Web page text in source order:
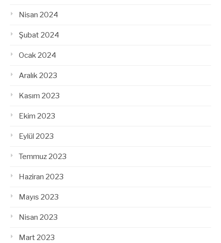
Nisan 2024
Şubat 2024
Ocak 2024
Aralık 2023
Kasım 2023
Ekim 2023
Eylül 2023
Temmuz 2023
Haziran 2023
Mayıs 2023
Nisan 2023
Mart 2023